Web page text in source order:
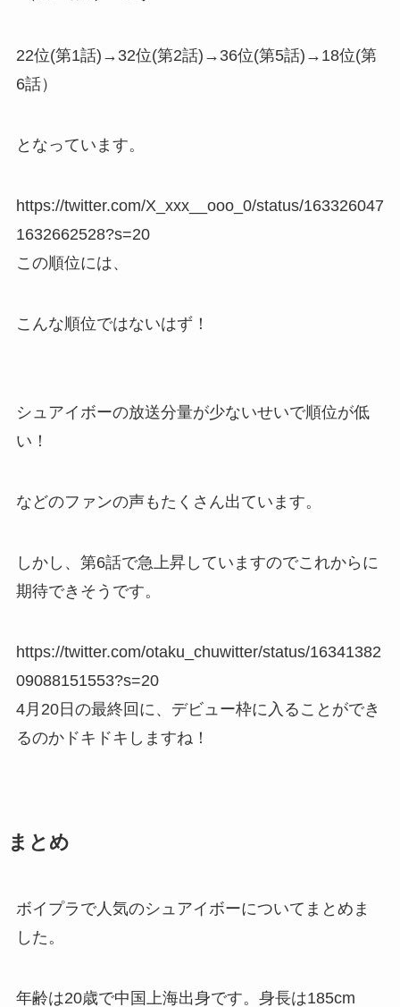
22位(第1話) → 32位(第2話) → 36位(第5話) → 18位(第
6話）
となっています。
https://twitter.com/X_xxx__ooo_0/status/163326047
1632662528?s=20
この順位には、
こんな順位ではないはず！
シュアイボーの放送分量が少ないせいで順位が低
い！
などのファンの声もたくさん出ています。
しかし、第6話で急上昇していますのでこれからに
期待できそうです。
https://twitter.com/otaku_chuwitter/status/16341382
09088151553?s=20
4月20日の最終回に、デビュー枠に入ることができ
るのかドキドキしますね！
まとめ
ボイプラで人気のシュアイボーについてまとめま
した。
年齢は20歳で中国上海出身です。身長は185cm